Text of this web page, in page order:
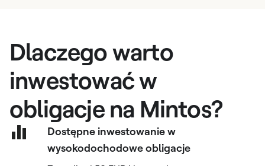
Dlaczego warto
inwestować w
obligacje na Mintos?
Dostępne inwestowanie w
wysokodochodowe obligacje